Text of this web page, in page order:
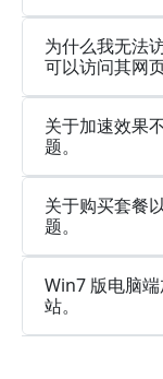
为什么我无法
可以访问其网
关于加速效果
题。
关于购买套餐
题。
Win7 版电脑
站。